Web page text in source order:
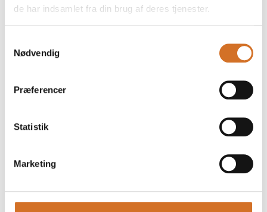
de har indsamlet fra din brug af deres tjenester.
Nødvendig
Præferencer
Statistik
Marketing
Silene stol